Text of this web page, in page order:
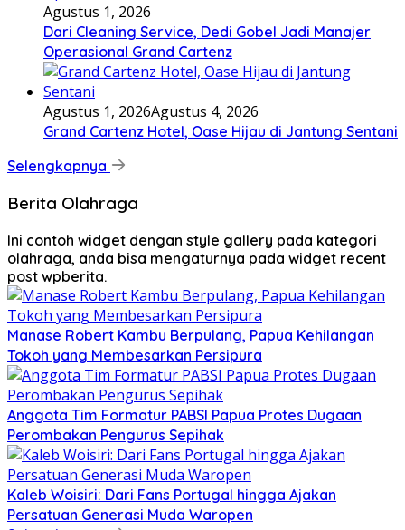
Agustus 1, 2026
Dari Cleaning Service, Dedi Gobel Jadi Manajer
Operasional Grand Cartenz
Agustus 1, 2026Agustus 4, 2026
Grand Cartenz Hotel, Oase Hijau di Jantung Sentani
Selengkapnya
Berita Olahraga
Ini contoh widget dengan style gallery pada kategori
olahraga, anda bisa mengaturnya pada widget recent
post wpberita.
Manase Robert Kambu Berpulang, Papua Kehilangan
Tokoh yang Membesarkan Persipura
Anggota Tim Formatur PABSI Papua Protes Dugaan
Perombakan Pengurus Sepihak
Kaleb Woisiri: Dari Fans Portugal hingga Ajakan
Persatuan Generasi Muda Waropen